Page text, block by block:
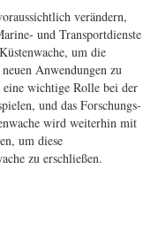
verändern,
und Transportdienste
um die
Anwendungen zu
wichtige Rolle bei der
und das Forschungs-
wird weiterhin mit
um diese
zu erschließen.